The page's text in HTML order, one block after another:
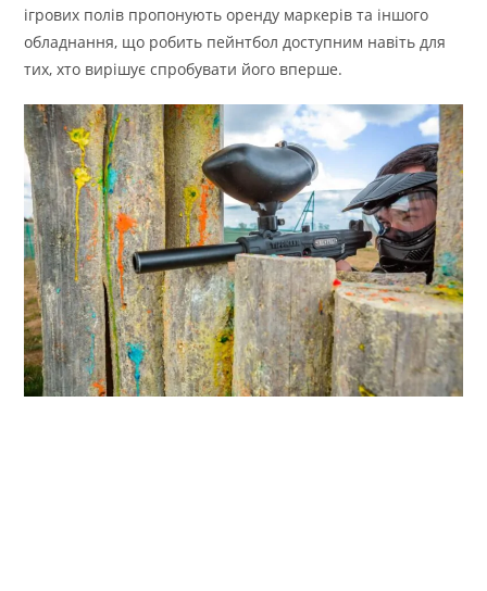
ігрових полів пропонують оренду маркерів та іншого
обладнання, що робить пейнтбол доступним навіть для
тих, хто вирішує спробувати його вперше.